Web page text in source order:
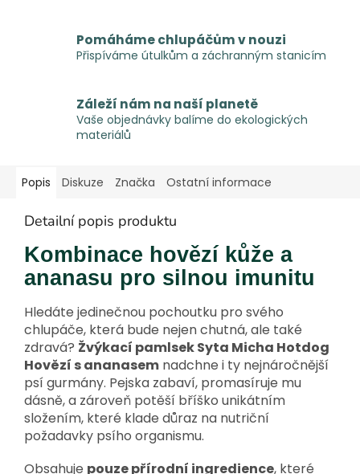
Pomáháme chlupáčům v nouzi
Přispíváme útulkům a záchranným stanicím
Záleží nám na naší planetě
Vaše objednávky balíme do ekologických
materiálů
Popis Diskuze Značka Ostatní informace
Detailní popis produktu
Kombinace hovězí kůže a
ananasu pro silnou imunitu
Hledáte jedinečnou pochoutku pro svého
chlupáče, která bude nejen chutná, ale také
zdravá? Žvýkací pamlsek Syta Micha Hotdog
Hovězí s ananasem nadchne i ty nejnáročnější
psí gurmány. Pejska zabaví, promasíruje mu
dásně, a zároveň potěší bříško unikátním
složením, které klade důraz na nutriční
požadavky psího organismu.
Obsahuje pouze přírodní ingredience, které